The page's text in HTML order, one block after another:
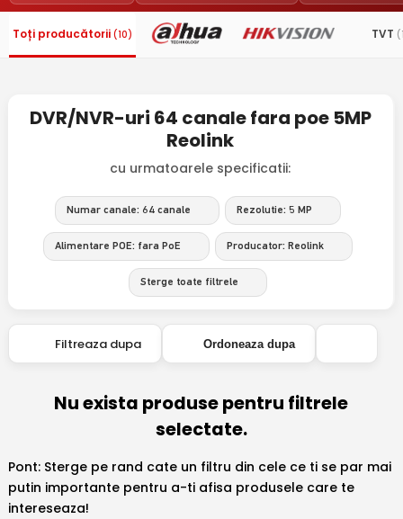
Toți producătorii (10) TVT
DVR/NVR-uri 64 canale fara poe 5MP
Reolink
cu urmatoarele specificatii:
Numar canale: 64 canale Rezolutie: 5 MP
Alimentare POE: fara PoE Producator: Reolink
Sterge toate filtrele
Filtreaza dupa Ordoneaza dupa
Nu exista produse pentru filtrele
selectate.
Pont: Sterge pe rand cate un filtru din cele ce ti se par mai
putin importante pentru a-ti afisa produsele care te
intereseaza!